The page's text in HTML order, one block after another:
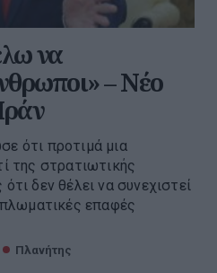
να
– Νέο
ότι προτιμά μια
της στρατιωτικής
δεν θέλει να συνεχιστεί
επαφές
Πλανήτης